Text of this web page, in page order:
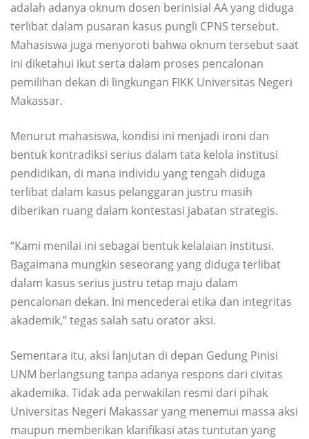
adalah adanya oknum dosen berinisial AA yang diduga
terlibat dalam pusaran kasus pungli CPNS tersebut.
Mahasiswa juga menyoroti bahwa oknum tersebut saat
ini diketahui ikut serta dalam proses pencalonan
pemilihan dekan di lingkungan FIKK Universitas Negeri
Makassar.
Menurut mahasiswa, kondisi ini menjadi ironi dan
bentuk kontradiksi serius dalam tata kelola institusi
pendidikan, di mana individu yang tengah diduga
terlibat dalam kasus pelanggaran justru masih
diberikan ruang dalam kontestasi jabatan strategis.
“Kami menilai ini sebagai bentuk kelalaian institusi.
Bagaimana mungkin seseorang yang diduga terlibat
dalam kasus serius justru tetap maju dalam
pencalonan dekan. Ini mencederai etika dan integritas
akademik,” tegas salah satu orator aksi.
Sementara itu, aksi lanjutan di depan Gedung Pinisi
UNM berlangsung tanpa adanya respons dari civitas
akademika. Tidak ada perwakilan resmi dari pihak
Universitas Negeri Makassar yang menemui massa aksi
maupun memberikan klarifikasi atas tuntutan yang